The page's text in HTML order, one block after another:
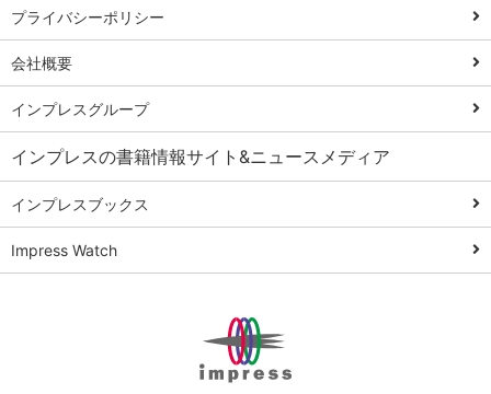
ではじめる業務
の完全自動化
AI議事録作成術
Windows 11
Q&A
Teams踏み込み
活用術
Excel講師の仕事
術
プライバシーポリシー
会社概要
インプレスグループ
インプレスの書籍情報サイト&ニュースメディア
インプレスブックス
Impress Watch